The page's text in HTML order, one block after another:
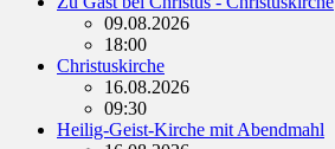
09.08.2026
18:00
Christuskirche
16.08.2026
09:30
Heilig-Geist-Kirche mit Abendmahl